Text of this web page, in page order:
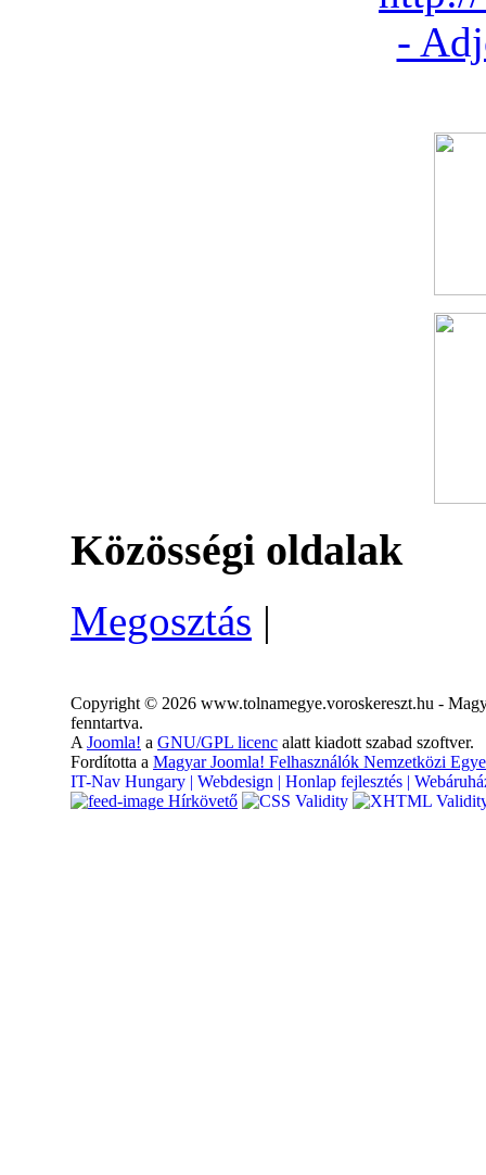
Közösségi oldalak
Megosztás |
Copyright © 2026 www.tolnamegye.voroskereszt.hu -
fenntartva.
A Joomla! a GNU/GPL licenc alatt kiadott szabad szoftver.
Fordította a Magyar Joomla! Felhasználók Nemzetközi
IT-Nav Hungary | Webdesign | Honlap fejlesztés |
Hírkövető